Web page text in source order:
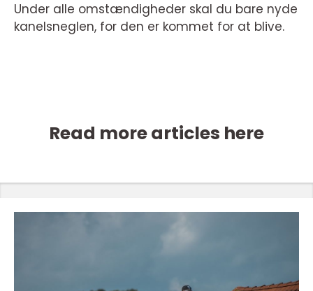
Under alle omstændigheder skal du bare nyde
kanelsneglen, for den er kommet for at blive.
Read more articles here